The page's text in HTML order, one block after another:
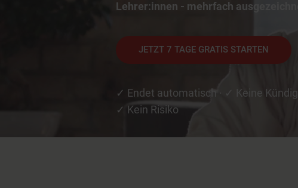
Lehrer:innen - mehrfach
JETZT 7 TAGE GRATIS STARTEN
✓ Endet automatisch · ✓ Keine
✓ Kein Risiko